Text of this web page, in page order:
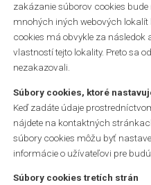
zakázanie súborov cookies
mnohých iných webových
cookies má obvykle za
vlastností tejto lokality. Preto sa
nezakazovali.
Súbory cookies, ktoré
Keď zadáte údaje
nájdete na kontaktných
súbory cookies môžu byť
informácie o užívateľovi pre
Súbory cookies tretích strán